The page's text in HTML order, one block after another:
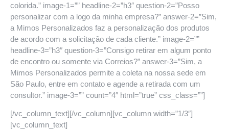
colorida.” image-1=”” headline-2=”h3″ question-2=”Posso
personalizar com a logo da minha empresa?” answer-2=”Sim,
a Mimos Personalizados faz a personalização dos produtos
de acordo com a solicitação de cada cliente.” image-2=””
headline-3=”h3″ question-3=”Consigo retirar em algum ponto
de encontro ou somente via Correios?” answer-3=”Sim, a
Mimos Personalizados permite a coleta na nossa sede em
São Paulo, entre em contato e agende a retirada com um
consultor.” image-3=”” count=”4″ html=”true” css_class=””]
[/vc_column_text][/vc_column][vc_column width=”1/3″]
[vc_column_text]